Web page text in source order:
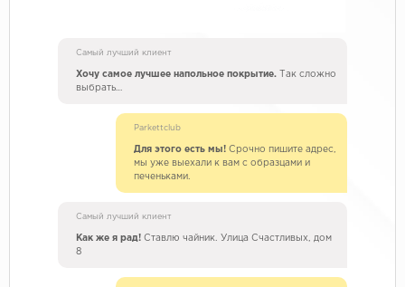
Самый лучший клиент
Хочу самое лучшее напольное покрытие. Так сложно
выбрать…
Parkettclub
Для этого есть мы! Срочно пишите адрес,
мы уже выехали к вам с образцами и
печеньками.
Самый лучший клиент
Как же я рад! Ставлю чайник. Улица Счастливых, дом
8